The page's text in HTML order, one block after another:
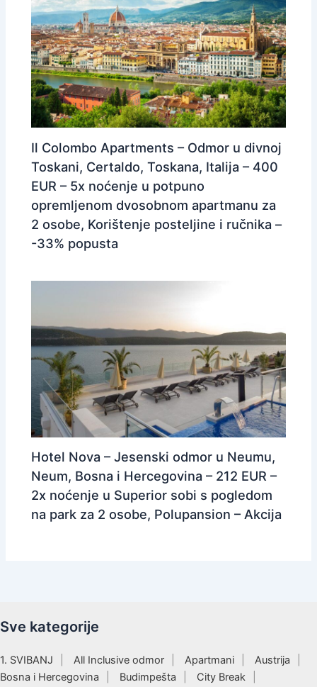
Il Colombo Apartments – Odmor u divnoj
Toskani, Certaldo, Toskana, Italija – 400
EUR – 5x noćenje u potpuno
opremljenom dvosobnom apartmanu za
2 osobe, Korištenje posteljine i ručnika –
-33% popusta
Hotel Nova – Jesenski odmor u Neumu,
Neum, Bosna i Hercegovina – 212 EUR –
2x noćenje u Superior sobi s pogledom
na park za 2 osobe, Polupansion – Akcija
Sve kategorije
1. SVIBANJ All Inclusive odmor Apartmani
Austrija
Bosna i Hercegovina
Budimpešta
City Break